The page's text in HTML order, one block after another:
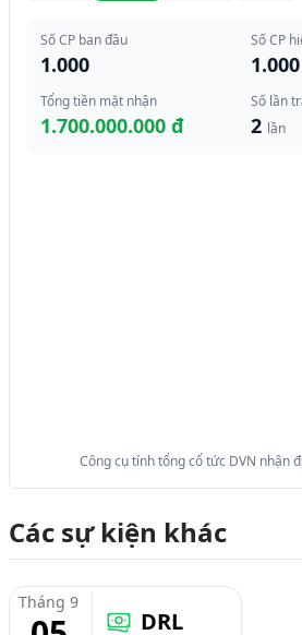
Số CP ban đầu
1.000
Số CP
1.000
Tổng tiền mặt nhận
1.700.000.000 đ
Số lần
2 lần
Công cụ tính tổng cổ tức DVN nhận
Các sự kiện khác
Tháng 9
DRL